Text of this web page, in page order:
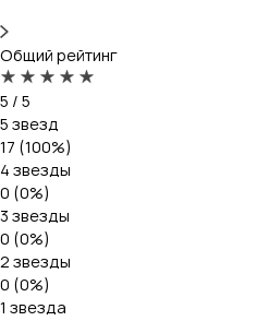
Общий рейтинг
5 / 5
5 звезд
17 (100%)
4 звезды
0 (0%)
3 звезды
0 (0%)
2 звезды
0 (0%)
1 звезда